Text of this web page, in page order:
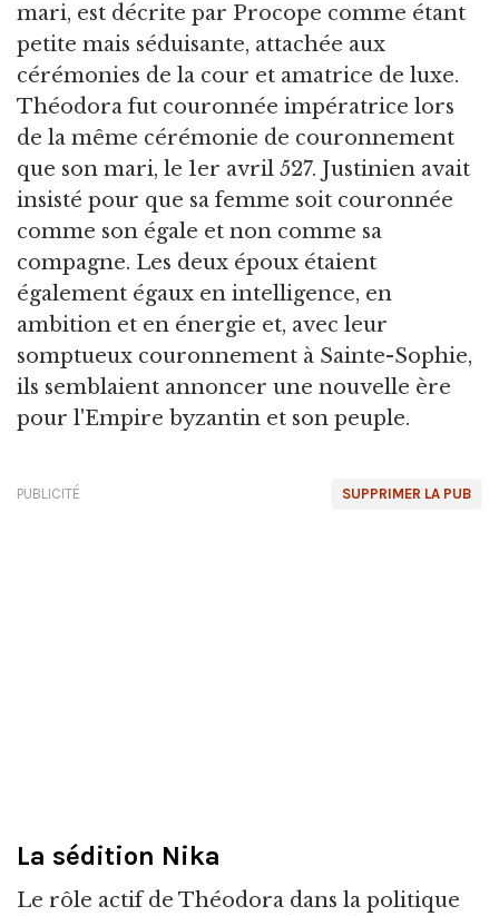
mari, est décrite par Procope comme étant
petite mais séduisante, attachée aux
cérémonies de la cour et amatrice de luxe.
Théodora fut couronnée impératrice lors
de la même cérémonie de couronnement
que son mari, le 1er avril 527. Justinien avait
insisté pour que sa femme soit couronnée
comme son égale et non comme sa
compagne. Les deux époux étaient
également égaux en intelligence, en
ambition et en énergie et, avec leur
somptueux couronnement à Sainte-Sophie,
ils semblaient annoncer une nouvelle ère
pour l'Empire byzantin et son peuple.
SUPPRIMER LA PUB
PUBLICITÉ
La sédition Nika
Le rôle actif de Théodora dans la politique